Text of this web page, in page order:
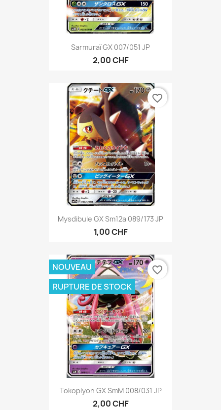
Sarmuraï GX 007/051 JP
2,00 CHF
Mysdibule GX Sm12a 089/173 JP
1,00 CHF
favorite_border
Tokopiyon GX SmM 008/031 JP
2,00 CHF
NOUVEAU
RUPTURE DE STOCK
favorite_border